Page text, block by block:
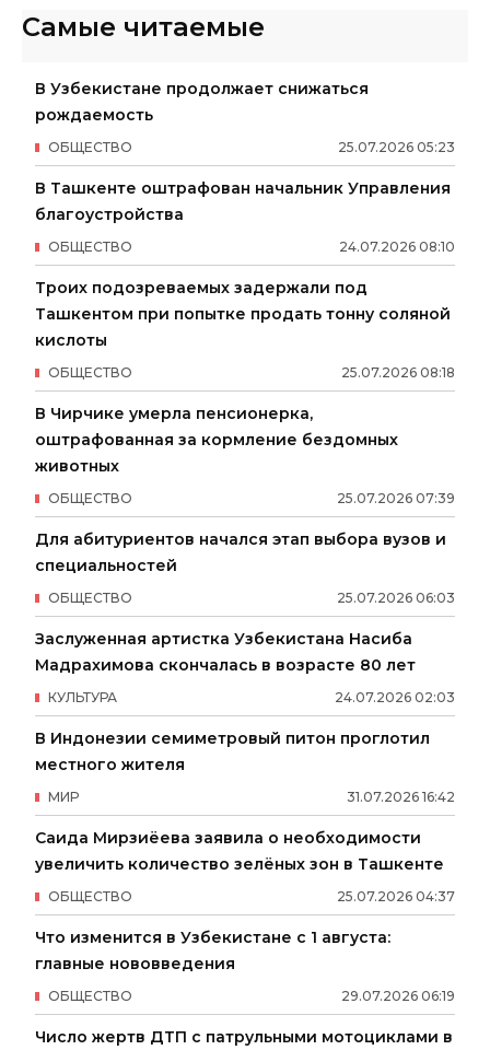
Самые читаемые
В Узбекистане продолжает снижаться
рождаемость
25.07.2026 05:23
ОБЩЕСТВО
В Ташкенте оштрафован начальник Управления
благоустройства
24.07.2026 08:10
ОБЩЕСТВО
Троих подозреваемых задержали под
Ташкентом при попытке продать тонну соляной
кислоты
25.07.2026 08:18
ОБЩЕСТВО
В Чирчике умерла пенсионерка,
оштрафованная за кормление бездомных
животных
25.07.2026 07:39
ОБЩЕСТВО
Для абитуриентов начался этап выбора вузов и
специальностей
25.07.2026 06:03
ОБЩЕСТВО
Заслуженная артистка Узбекистана Насиба
Мадрахимова скончалась в возрасте 80 лет
24.07.2026 02:03
КУЛЬТУРА
В Индонезии семиметровый питон проглотил
местного жителя
31.07.2026 16:42
МИР
Саида Мирзиёева заявила о необходимости
увеличить количество зелёных зон в Ташкенте
25.07.2026 04:37
ОБЩЕСТВО
Что изменится в Узбекистане с 1 августа:
главные нововведения
29.07.2026 06:19
ОБЩЕСТВО
Число жертв ДТП с патрульными мотоциклами в